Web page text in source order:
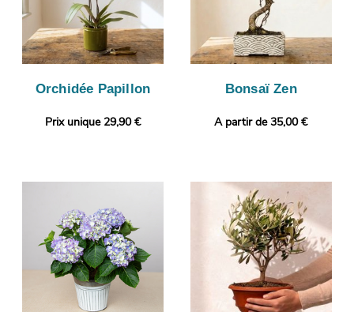
Orchidée Papillon
Prix unique 29,90 €
Bonsaï Zen
A partir de 35,00 €